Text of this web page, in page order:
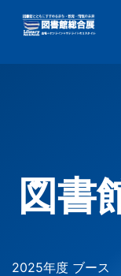
ー
用
メ
図書
2025年度 ブース